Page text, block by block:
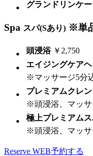
グランドリンケ
Spa スパ(Sあり) ※単
頭浸浴 ￥2,750
エイジングケア
※マッサージ5分
プレミアムクレ
※頭浸浴、マッサ
極上プレミアム
※頭浸浴、マッサ
Reserve WEB予約する